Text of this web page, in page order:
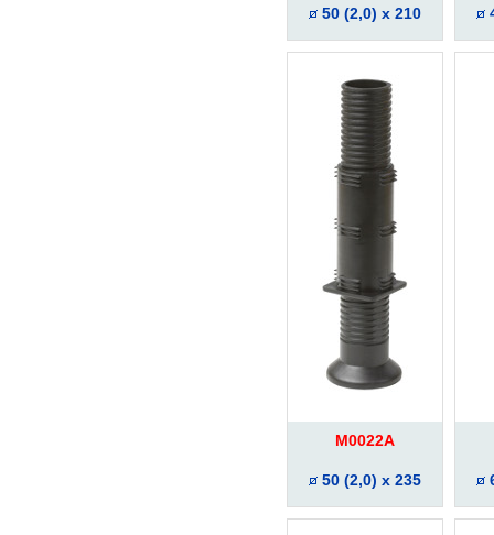
50 (2,0) x 210
M0022A
50 (2,0) x 235